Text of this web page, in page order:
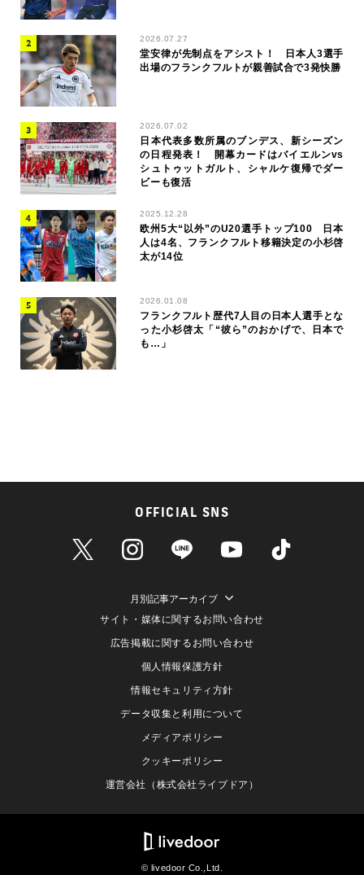
2026.07.27
堂安律が先制点をアシスト！ 日本人3選手
出場のフランクフルトが親善試合で3発快勝
2026.07.02
日本代表多数所属のブンデス、新シーズン
の日程発表！ 開幕カードはバイエルンvs
シュトゥットガルト、シャルケ復帰でダー
ビーも復活
2025.12.28
欧州5大“以外”のU20選手トップ100 日本
人は4名、フランクフルト移籍決定の小杉啓
太が14位
2026.01.08
フランクフルト歴代7人目の日本人選手とな
った小杉啓太「“彼ら”のおかげで、日本で
も…」
OFFICIAL SNS
月別記事アーカイブ
サイト・媒体に関するお問い合わせ
広告掲載に関するお問い合わせ
個人情報保護方針
情報セキュリティ方針
データ収集と利用について
メディアポリシー
クッキーポリシー
運営会社（株式会社ライブドア）
© livedoor Co.,Ltd.